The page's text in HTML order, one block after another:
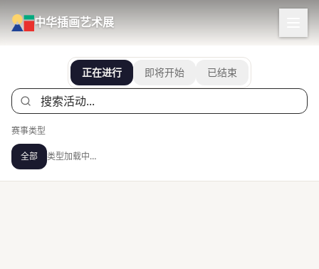
中华插画艺术展
正在进行 即将开始 已结束
赛事类型
全部 类型加载中…